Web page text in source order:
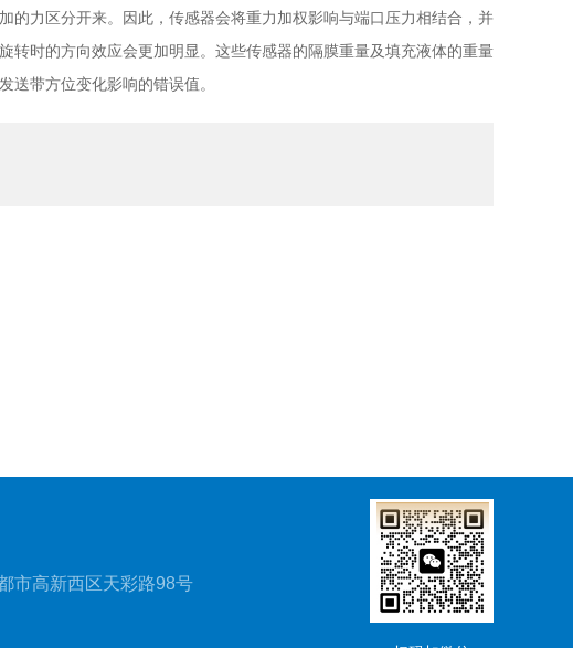
力区分开来。因此，传感器会将重力加权影响与端口压力相结合，并
转时的方向效应会更加明显。这些传感器的隔膜重量及填充液体的重量
送带方位变化影响的错误值。
市高新西区天彩路98号